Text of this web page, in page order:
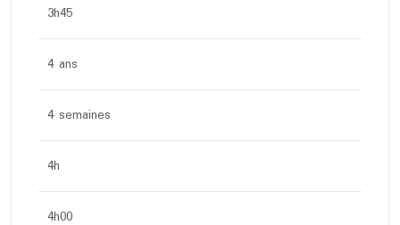
3h45
4 ans
4 semaines
4h
4h00